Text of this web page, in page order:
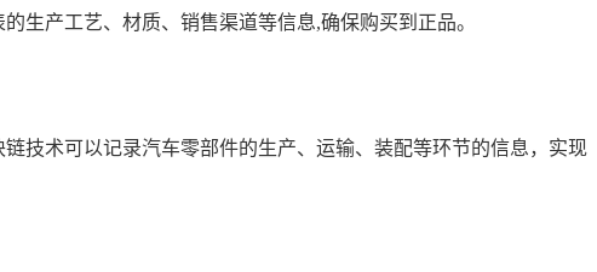
生产工艺、材质、销售渠道等信息,确保购买到正品。
技术可以记录汽车零部件的生产、运输、装配等环节的信息，实现